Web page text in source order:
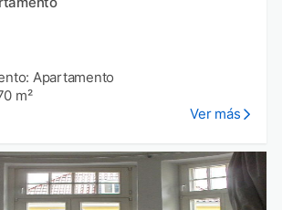
Apartamento
m²
Ver más